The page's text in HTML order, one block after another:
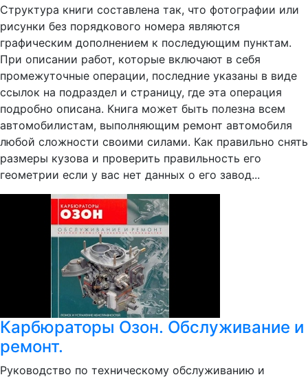
Структура книги составлена так, что фотографии или
рисунки без порядкового номера являются
графическим дополнением к последующим пунктам.
При описании работ, которые включают в себя
промежуточные операции, последние указаны в виде
ссылок на подраздел и страницу, где эта операция
подробно описана. Книга может быть полезна всем
автомобилистам, выполняющим ремонт автомобиля
любой сложности своими силами. Как правильно снять
размеры кузова и проверить правильность его
геометрии если у вас нет данных о его завод...
Карбюраторы Озон. Обслуживание и
ремонт.
Руководство по техническому обслуживанию и